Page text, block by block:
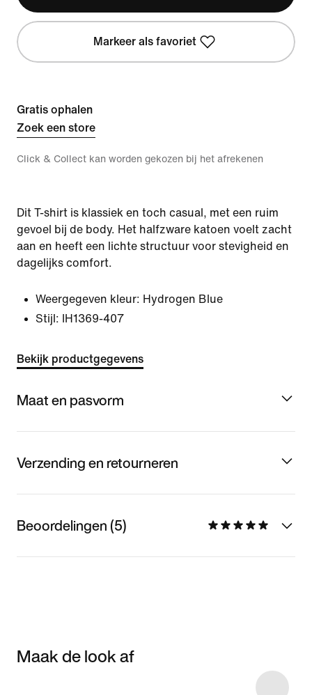
Markeer als favoriet
Gratis ophalen
Zoek een store
Click & Collect kan worden gekozen bij het afrekenen
Dit T-shirt is klassiek en toch casual, met een ruim
gevoel bij de body. Het halfzware katoen voelt zacht
aan en heeft een lichte structuur voor stevigheid en
dagelijks comfort.
Weergegeven kleur: Hydrogen Blue
Stijl:
IH1369-407
Bekijk productgegevens
Maat en pasvorm
Verzending en retourneren
Beoordelingen (5)
Maak de look af